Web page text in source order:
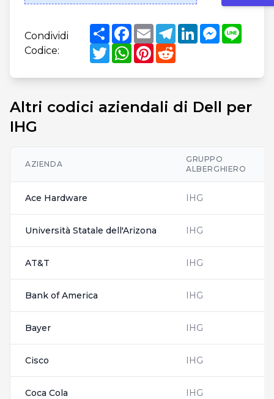
Condividi
Codice:
ShareFacebook
EmailTelegram
LinkedInMessenger
Line
TwitterWhatsApp
Pinterest
Reddit
Altri codici aziendali di Dell per
IHG
AZIENDA
GRUPPO
ALBERGHIERO
Ace Hardware IHG
Università Statale dell'Arizona IHG
AT&T IHG
Bank of America IHG
Bayer IHG
Cisco IHG
Coca Cola IHG